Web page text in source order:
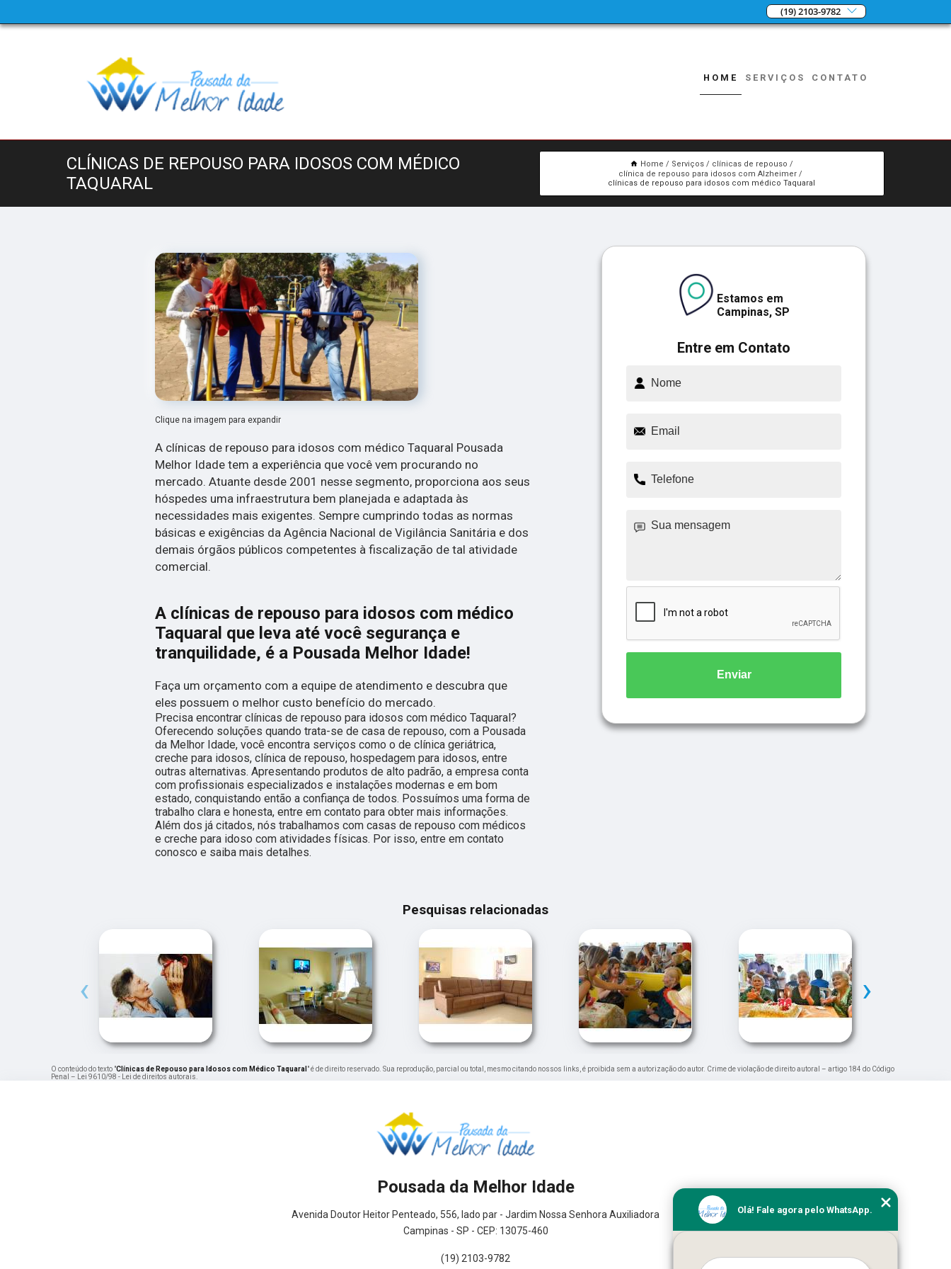
(19) 2103-9782
HOME SERVIÇOS CONTATO
CLÍNICAS DE REPOUSO PARA IDOSOS COM MÉDICO
TAQUARAL
Home Serviços
clínicas de repouso
clínica de repouso para idosos com Alzheimer
clínicas de repouso para idosos com médico Taquaral
Clique na imagem para expandir
A clínicas de repouso para idosos com médico Taquaral Pousada
Melhor Idade tem a experiência que você vem procurando no
mercado. Atuante desde 2001 nesse segmento, proporciona aos seus
hóspedes uma infraestrutura bem planejada e adaptada às
necessidades mais exigentes. Sempre cumprindo todas as normas
básicas e exigências da Agência Nacional de Vigilância Sanitária e dos
demais órgãos públicos competentes à fiscalização de tal atividade
comercial.
A clínicas de repouso para idosos com médico
Taquaral que leva até você segurança e
tranquilidade, é a Pousada Melhor Idade!
Faça um orçamento com a equipe de atendimento e descubra que
eles possuem o melhor custo benefício do mercado.
Precisa encontrar clínicas de repouso para idosos com médico Taquaral?
Oferecendo soluções quando trata-se de casa de repouso, com a Pousada
da Melhor Idade, você encontra serviços como o de clínica geriátrica,
creche para idosos, clínica de repouso, hospedagem para idosos, entre
outras alternativas. Apresentando produtos de alto padrão, a empresa conta
com profissionais especializados e instalações modernas e em bom
estado, conquistando então a confiança de todos. Possuímos uma forma de
trabalho clara e honesta, entre em contato para obter mais informações.
Além dos já citados, nós trabalhamos com casas de repouso com médicos
e creche para idoso com atividades físicas. Por isso, entre em contato
conosco e saiba mais detalhes.
Entre em Contato
Estamos em
Campinas, SP
Enviar
Pesquisas relacionadas
‹ ›
O conteúdo do texto "Clínicas de Repouso para Idosos com Médico Taquaral " é de direito reservado. Sua reprodução, parcial ou total, mesmo citando nossos links, é proibida sem a autorização do autor. Crime de violação de direito autoral – artigo 184 do Código
Penal – Lei 9610/98 - Lei de direitos autorais.
Pousada da Melhor Idade
Avenida Doutor Heitor Penteado, 556, lado par - Jardim Nossa Senhora Auxiliadora
Campinas - SP - CEP: 13075-460
(19) 2103-9782
Olá! Fale agora pelo WhatsApp.